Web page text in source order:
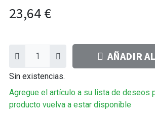
23,64€
AÑADIR
Sin existencias.
Agregue el artículo a su lista de deseos
producto vuelva a estar disponible